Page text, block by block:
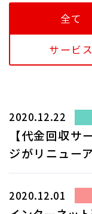
全て
サービス
2020.12.22
【代金回収サ
ジがリニュー
2020.12.01